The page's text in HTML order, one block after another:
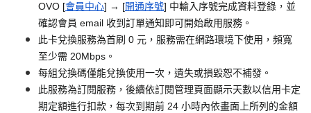
OVO [會員中心] → [開通序號] 中輸入序號完成資料登錄，並
確認會員 email 收到訂單通知即可開始啟用服務。
此卡兌換服務為首刷 0 元，服務需在網路環境下使用，頻寬
至少需 20Mbps。
每組兌換碼僅能兌換使用一次，遺失或損毀恕不補發。
此服務為訂閱服務，後續依訂閱管理頁面顯示天數以信用卡定
期定額進行扣款，每次到期前 24 小時內依畫面上所列的金額